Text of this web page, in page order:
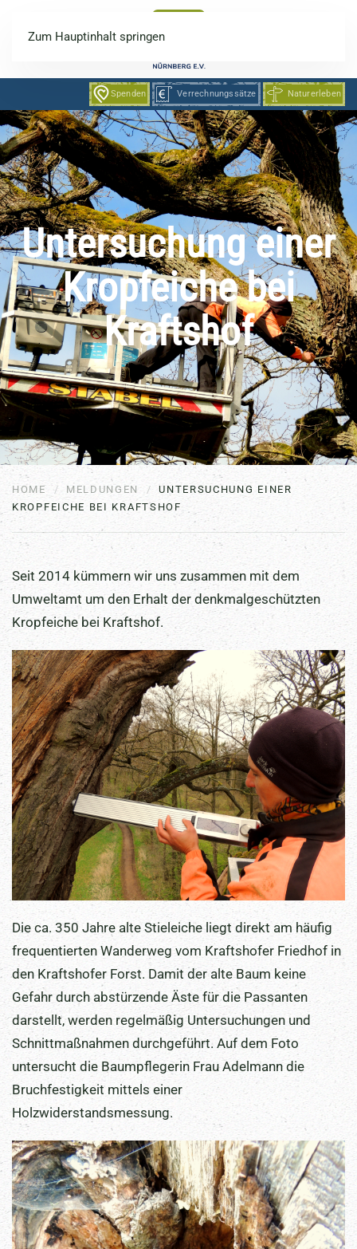
Zum Hauptinhalt springen
Spenden Verrechnungssätze Naturerleben
Untersuchung einer
Kropfeiche bei
Kraftshof
HOME MELDUNGEN
UNTERSUCHUNG EINER
KROPFEICHE BEI KRAFTSHOF
Seit 2014 kümmern wir uns zusammen mit dem
Umweltamt um den Erhalt der denkmalgeschützten
Kropfeiche bei Kraftshof.
Die ca. 350 Jahre alte Stieleiche liegt direkt am häufig
frequentierten Wanderweg vom Kraftshofer Friedhof in
den Kraftshofer Forst. Damit der alte Baum keine
Gefahr durch abstürzende Äste für die Passanten
darstellt, werden regelmäßig Untersuchungen und
Schnittmaßnahmen durchgeführt. Auf dem Foto
untersucht die Baumpflegerin Frau Adelmann die
Bruchfestigkeit mittels einer
Holzwiderstandsmessung.